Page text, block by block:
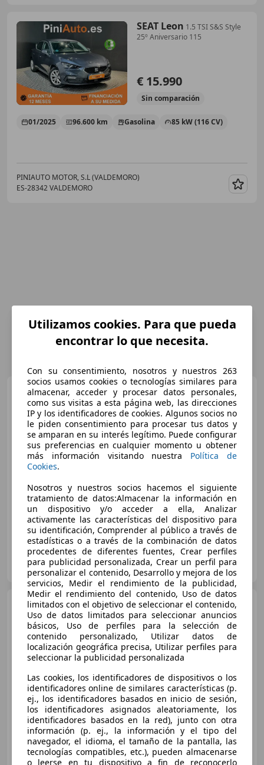
SEAT Leon 1.5 TSI S&S Style
25º Aniversario 115
€ 15.990
Sin comparación
01/2025 96.600 km Gasolina 85 kW (116 CV)
PINIAUTO MOTOR, S.L (VALDEMORO)
ES-28342 VALDEMORO
SEAT Leon
1.5 e-Hybrid S&S
FR XM DSG-6 204
€ 27.990 1
Precio justo
07/2025 6.380 km
Electro/Gasolina
150 kW (204 CV)
SEAT HUELVA MOTOR
ES-21001 HUELVA
SEAT Leon 1.5 eTSI S&S Style
DSG-7 115
€ 24.500
Sin comparación
02/2026 3.750 km Gasolina 85 kW (116 CV)
GRUPO URETA AUTOMÓVILES
Utilizamos cookies. Para que pueda
encontrar lo que necesita.
Con su consentimiento, nosotros y nuestros 263
socios usamos cookies o tecnologías similares para
almacenar, acceder y procesar datos personales,
como sus visitas a esta página web, las direcciones
IP y los identificadores de cookies. Algunos socios no
le piden consentimiento para procesar tus datos y
se amparan en su interés legítimo. Puede configurar
sus preferencias en cualquier momento u obtener
más información visitando nuestra Política de
Cookies.
Nosotros y nuestros socios hacemos el siguiente
tratamiento de datos:Almacenar la información en
un dispositivo y/o acceder a ella, Analizar
activamente las características del dispositivo para
su identificación, Comprender al público a través de
estadísticas o a través de la combinación de datos
procedentes de diferentes fuentes, Crear perfiles
para publicidad personalizada, Crear un perfil para
personalizar el contenido, Desarrollo y mejora de los
servicios, Medir el rendimiento de la publicidad,
Medir el rendimiento del contenido, Uso de datos
limitados con el objetivo de seleccionar el contenido,
Uso de datos limitados para seleccionar anuncios
básicos, Uso de perfiles para la selección de
contenido personalizado, Utilizar datos de
localización geográfica precisa, Utilizar perfiles para
seleccionar la publicidad personalizada
Las cookies, los identificadores de dispositivos o los
identificadores online de similares características (p.
ej., los identificadores basados en inicio de sesión,
los identificadores asignados aleatoriamente, los
identificadores basados en la red), junto con otra
información (p. ej., la información y el tipo del
navegador, el idioma, el tamaño de la pantalla, las
tecnologías compatibles, etc.), pueden almacenarse
o leerse en tu dispositivo a fin de reconocerlo